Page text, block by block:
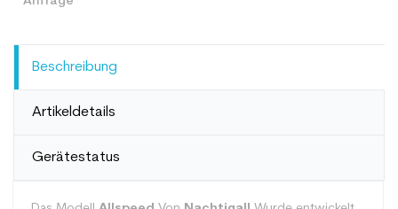
Beschreibung
Artikeldetails
Gerätestatus